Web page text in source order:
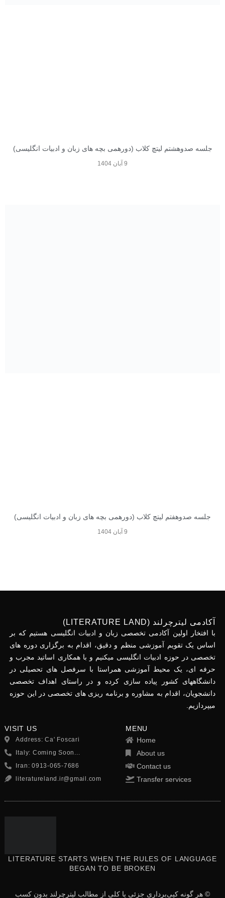
جلسه صدوهشتم لیتچ کلاب (دورهمی بچه های زبان و ادبیات انگلیسی)
9 آبان 1404
جلسه صدوهفتم لیتچ کلاب (دورهمی بچه های زبان و ادبیات انگلیسی)
9 آبان 1404
آکادمی لیترچرلند (LITERATURE LAND)
با افتخار اولین آکادمی تخصصی زبان و ادبیات انگلیسی هستیم که بر
اساس یک تقویم آموزشی منظم و دقیق، اقدام به برگزاری دوره های
تخصصی در حوزه ادبیات انگلیسی میکنیم و با همکاری اساتید مجرب و
حرفه ای، یک محیط آموزشی همراستا با سرفصل های تحصیلی در
دانشگاههای کشور پیاده سازی کرده و در راستای اهداف تخصصی
دانشجویان، اقدام به مشاوره و برنامه ریزی های تخصصی در این حوزه
میپردازیم.
MENU
Home
About us
Contact us
Transfer services
VISIT US
Address: Ca' Foscari
Italy: Coming Soon...
Iran: 0913-065-7686
literatureland.ir@gmail.com
LITERATURE STARTS WHEN THE RULES OF LANGUAGE
BEGAN TO BE BROKEN
© هر گونه کپی‌برداری جزئی یا کلی از مطالب لیترچرلند بدون کسب